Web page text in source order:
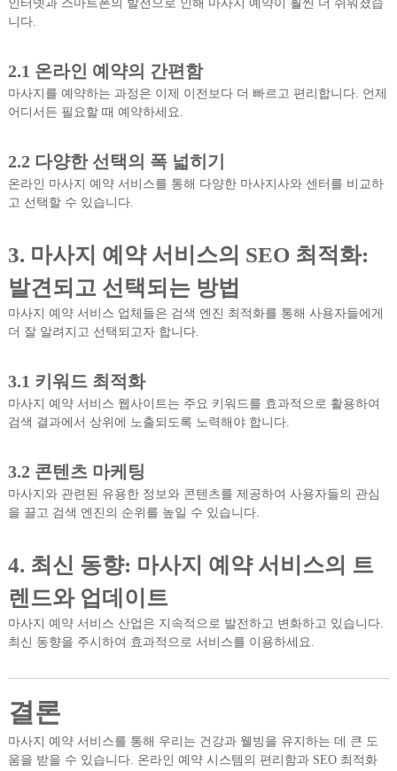
인터넷과 스마트폰의 발전으로 인해 마사지 예약이 훨씬 더 쉬워졌습
니다.
2.1 온라인 예약의 간편함
마사지를 예약하는 과정은 이제 이전보다 더 빠르고 편리합니다. 언제
어디서든 필요할 때 예약하세요.
2.2 다양한 선택의 폭 넓히기
온라인 마사지 예약 서비스를 통해 다양한 마사지사와 센터를 비교하
고 선택할 수 있습니다.
3. 마사지 예약 서비스의 SEO 최적화:
발견되고 선택되는 방법
마사지 예약 서비스 업체들은 검색 엔진 최적화를 통해 사용자들에게
더 잘 알려지고 선택되고자 합니다.
3.1 키워드 최적화
마사지 예약 서비스 웹사이트는 주요 키워드를 효과적으로 활용하여
검색 결과에서 상위에 노출되도록 노력해야 합니다.
3.2 콘텐츠 마케팅
마사지와 관련된 유용한 정보와 콘텐츠를 제공하여 사용자들의 관심
을 끌고 검색 엔진의 순위를 높일 수 있습니다.
4. 최신 동향: 마사지 예약 서비스의 트
렌드와 업데이트
마사지 예약 서비스 산업은 지속적으로 발전하고 변화하고 있습니다.
최신 동향을 주시하여 효과적으로 서비스를 이용하세요.
결론
마사지 예약 서비스를 통해 우리는 건강과 웰빙을 유지하는 데 큰 도
움을 받을 수 있습니다. 온라인 예약 시스템의 편리함과 SEO 최적화